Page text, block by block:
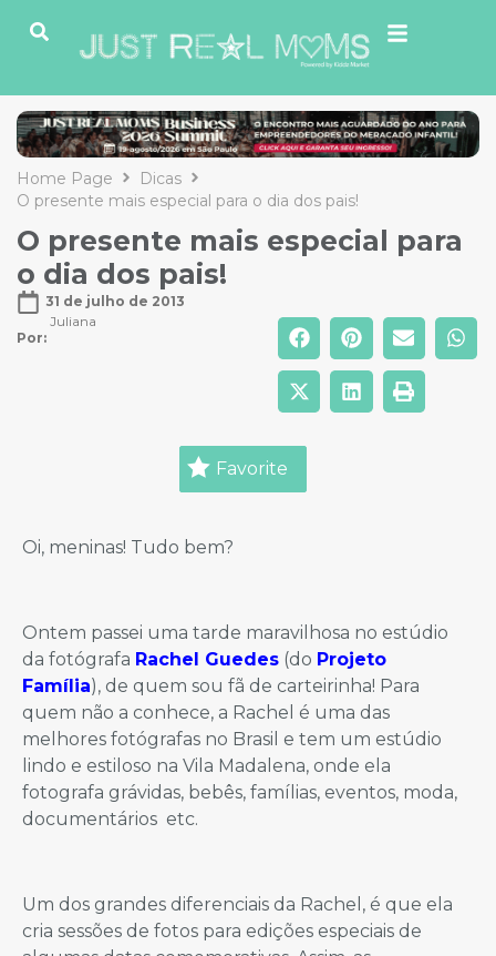
Home Page
Dicas
O presente mais especial para o dia dos pais!
O presente mais especial para
o dia dos pais!
31 de julho de 2013
Por:
Juliana
Favorite
Oi, meninas! Tudo bem?
Ontem passei uma tarde maravilhosa no estúdio
da fotógrafa Rachel Guedes (do Projeto
Família), de quem sou fã de carteirinha! Para
quem não a conhece, a Rachel é uma das
melhores fotógrafas no Brasil e tem um estúdio
lindo e estiloso na Vila Madalena, onde ela
fotografa grávidas, bebês, famílias, eventos, moda,
documentários etc.
Um dos grandes diferenciais da Rachel, é que ela
cria sessões de fotos para edições especiais de